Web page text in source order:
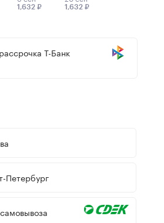
1,632 ₽ 1,632 ₽
Т-Банк
Петербург